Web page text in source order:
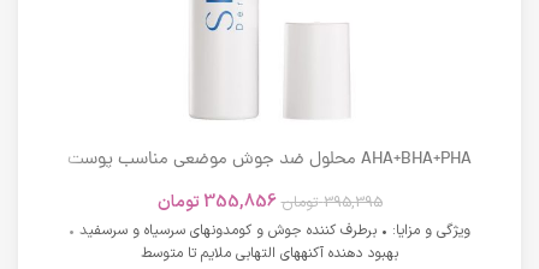
AHA+BHA+PHA محلول ضد جوش موضعی مناسب پوست
395,395 تومان 355,856 تومان
ویژگی و مزایا: • برطرف کننده جوش و کومدونهای سرسیاه و سرسفید •
بهبود دهنده آکنههای التهابی ملایم تا متوسط